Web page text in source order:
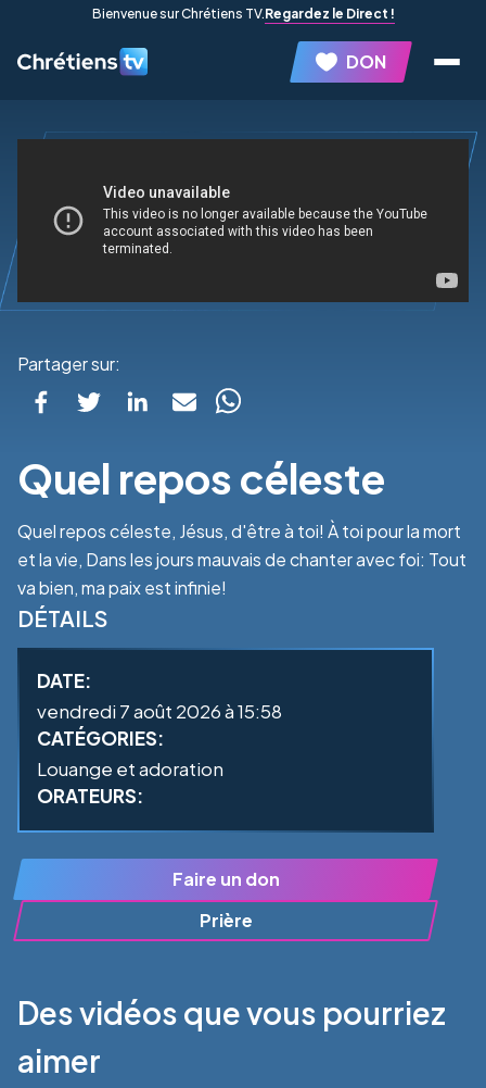
Bienvenue sur Chrétiens TV.Regardez le Direct !
DON
Partager sur:
Quel repos céleste
Quel repos céleste, Jésus, d'être à toi! À toi pour la mort
et la vie, Dans les jours mauvais de chanter avec foi: Tout
va bien, ma paix est infinie!
DÉTAILS
DATE:
vendredi 7 août 2026 à 15:58
CATÉGORIES:
Louange et adoration
ORATEURS:
Faire un don
Prière
Des vidéos que vous pourriez
aimer